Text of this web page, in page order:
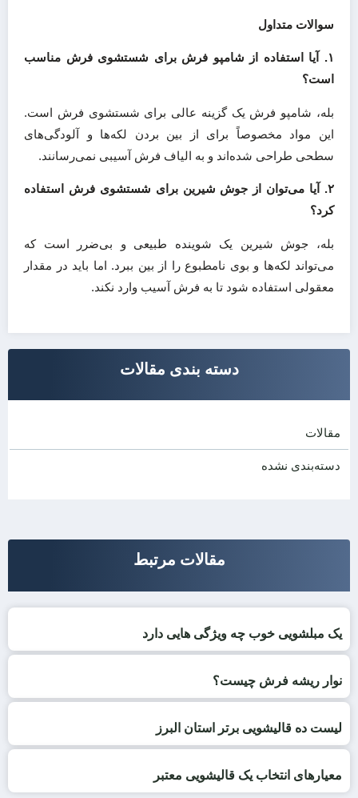
سوالات متداول
۱. آیا استفاده از شامپو فرش برای شستشوی فرش مناسب
است؟
بله، شامپو فرش یک گزینه عالی برای شستشوی فرش است.
این مواد مخصوصاً برای از بین بردن لکه‌ها و آلودگی‌های
سطحی طراحی شده‌اند و به الیاف فرش آسیبی نمی‌رسانند.
۲. آیا می‌توان از جوش شیرین برای شستشوی فرش استفاده
کرد؟
بله، جوش شیرین یک شوینده طبیعی و بی‌ضرر است که
می‌تواند لکه‌ها و بوی نامطبوع را از بین ببرد. اما باید در مقدار
معقولی استفاده شود تا به فرش آسیب وارد نکند.
دسته بندی مقالات
مقالات
دسته‌بندی نشده
مقالات مرتبط
یک مبلشویی خوب چه ویژگی هایی دارد
نوار ریشه فرش چیست؟
لیست ده قالیشویی برتر استان البرز
معیارهای انتخاب یک قالیشویی معتبر